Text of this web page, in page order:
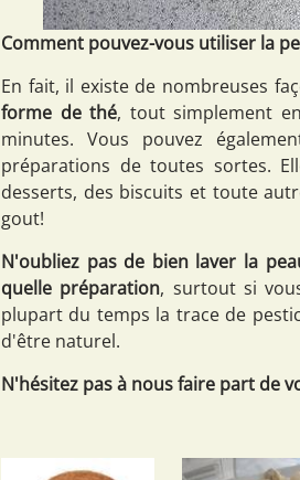
Comment pouvez-vous utiliser la
En fait, il existe de nombreuses
forme de thé, tout simplement
minutes. Vous pouvez
préparations de toutes sortes.
desserts, des biscuits et toute
gout!
N'oubliez pas de bien laver la
quelle préparation, surtout si
plupart du temps la trace de
d'être naturel.
N'hésitez pas à nous faire part de